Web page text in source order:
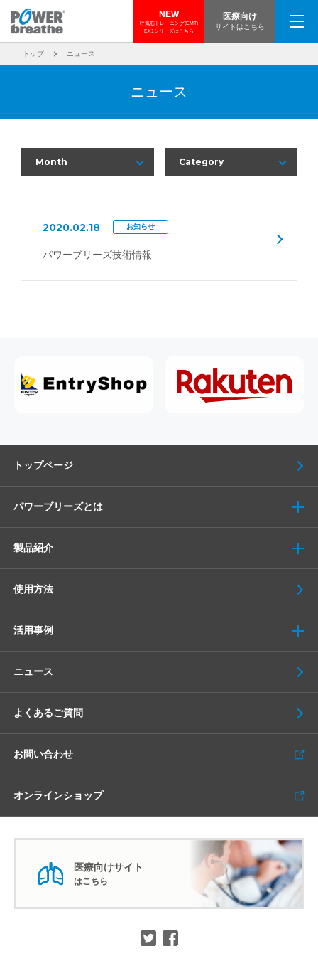
NEW
呼気筋トレーニング(EMT)
EX1シリーズはこちら
医療向け
サイトはこちら
トップ ニュース
ニュース
Month Category
2020.02.18 お知らせ
パワーブリーズ技術情報
トップページ
パワーブリーズとは
製品紹介
使用方法
活用事例
ニュース
よくあるご質問
お問い合わせ
オンラインショップ
医療向けサイト
はこちら